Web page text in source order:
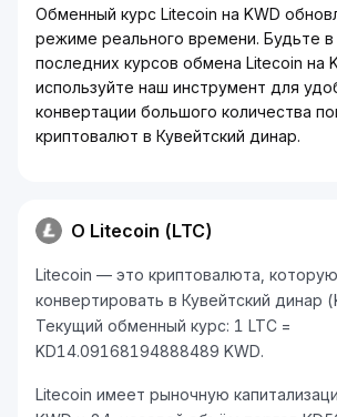
Обменный курс Litecoin на KWD
режиме реального времени. Будьте в
последних курсов обмена Litecoin на
используйте наш инструмент для
конвертации большого количества
криптовалют в Кувейтский динар.
О Litecoin (LTC)
Litecoin — это криптовалюта,
конвертировать в Кувейтский динар
Текущий обменный курс: 1 LTC =
KD14.09168194888489 KWD.
Litecoin имеет рыночную